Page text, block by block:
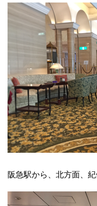
阪急駅から、北方面、